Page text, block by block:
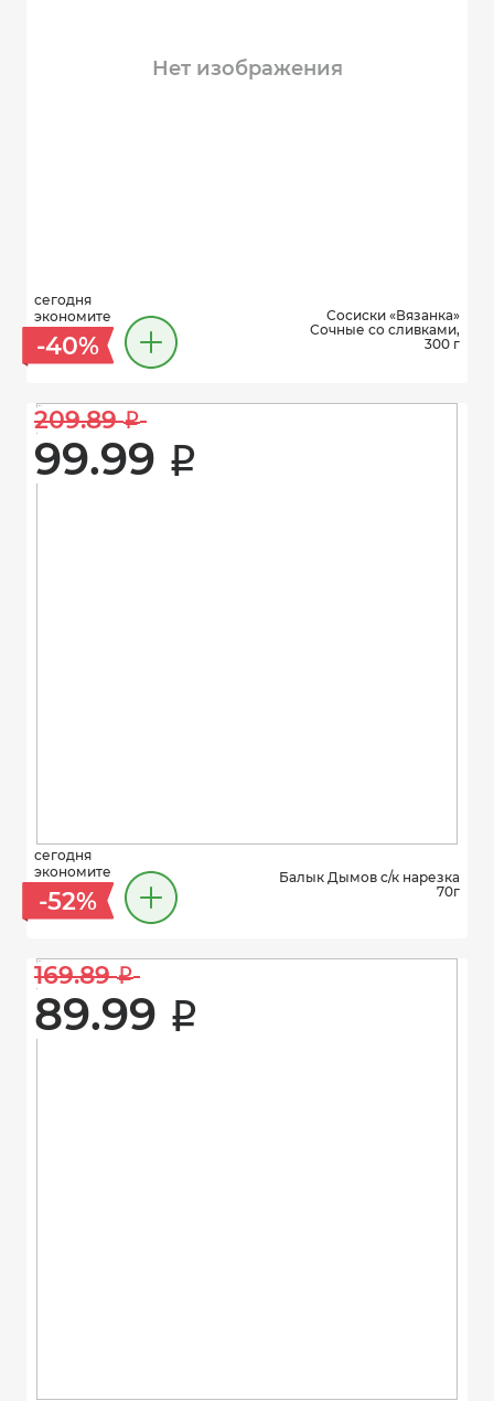
Нет изображения
сегодня
экономите
-40%
Сосиски «Вязанка»
Сочные со сливками,
300 г
209.89 i
99.99 i
сегодня
экономите
-52%
Балык Дымов с/к нарезка
70г
169.89 i
89.99 i